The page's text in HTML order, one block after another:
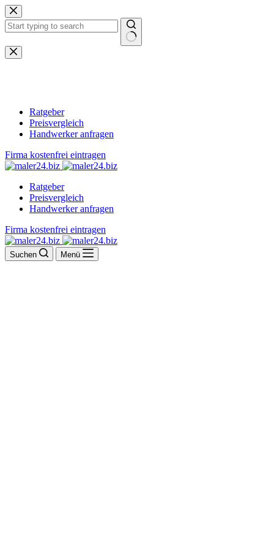
Zum
Inhalt
springen
Keine
Ergebnisse
Ratgeber
Preisvergleich
Handwerker anfragen
Firma kostenfrei eintragen
Ratgeber
Preisvergleich
Handwerker anfragen
Firma kostenfrei eintragen
Suchen Menü